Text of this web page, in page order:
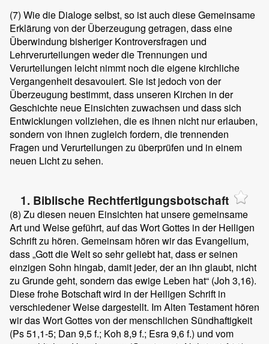
(7) Wie die Dialoge selbst, so ist auch diese Gemeinsame
Erklärung von der Überzeugung getragen, dass eine
Überwindung bisheriger Kontroversfragen und
Lehrverurteilungen weder die Trennungen und
Verurteilungen leicht nimmt noch die eigene kirchliche
Vergangenheit desavouiert. Sie ist jedoch von der
Überzeugung bestimmt, dass unseren Kirchen in der
Geschichte neue Einsichten zuwachsen und dass sich
Entwicklungen vollziehen, die es ihnen nicht nur erlauben,
sondern von ihnen zugleich fordern, die trennenden
Fragen und Verurteilungen zu überprüfen und in einem
neuen Licht zu sehen.
1. Biblische Rechtfertigungsbotschaft
(8) Zu diesen neuen Einsichten hat unsere gemeinsame
Art und Weise geführt, auf das Wort Gottes in der Heiligen
Schrift zu hören. Gemeinsam hören wir das Evangelium,
dass „Gott die Welt so sehr geliebt hat, dass er seinen
einzigen Sohn hingab, damit jeder, der an ihn glaubt, nicht
zu Grunde geht, sondern das ewige Leben hat“ (Joh 3,16).
Diese frohe Botschaft wird in der Heiligen Schrift in
verschiedener Weise dargestellt. Im Alten Testament hören
wir das Wort Gottes von der menschlichen Sündhaftigkeit
(Ps 51,1-5; Dan 9,5 f.; Koh 8,9 f.; Esra 9,6 f.) und vom